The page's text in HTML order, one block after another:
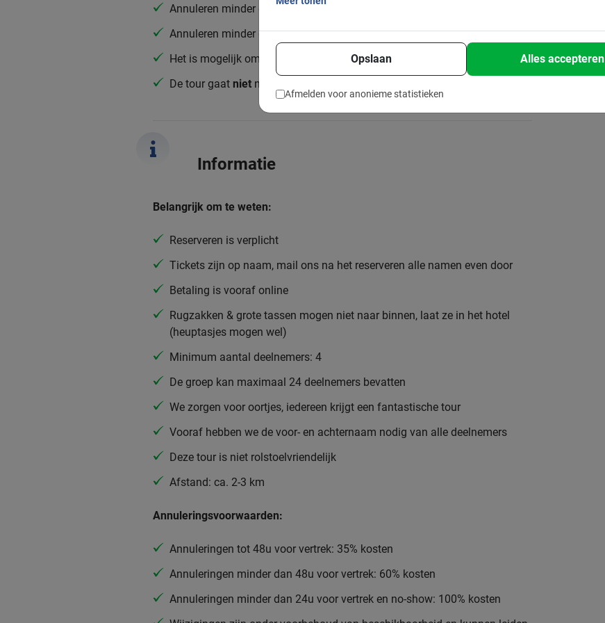
Opslaan Alles accepteren
Afmelden voor anonieme statistieken
Annuleren minder dan 48 uur voor vertrek: 60% kosten
Annuleren minder dan 24 uur voor vertrek en no show: 100% kosten
Het is mogelijk om de tour als privé tour te boeken
De tour gaat niet naar de tunnels
Informatie
Belangrijk om te weten:
Reserveren is verplicht
Tickets zijn op naam, mail ons na het reserveren alle namen even door
Betaling is vooraf online
Rugzakken & grote tassen mogen niet naar binnen, laat ze in het hotel
(heuptasjes mogen wel)
Minimum aantal deelnemers: 4
De groep kan maximaal 24 deelnemers bevatten
We zorgen voor oortjes, iedereen krijgt een fantastische tour
Vooraf hebben we de voor- en achternaam nodig van alle deelnemers
Deze tour is niet rolstoelvriendelijk
Afstand: ca. 2-3 km
Annuleringsvoorwaarden:
Annuleringen tot 48u voor vertrek: 35% kosten
Annuleringen minder dan 48u voor vertrek: 60% kosten
Annuleringen minder dan 24u voor vertrek en no-show: 100% kosten